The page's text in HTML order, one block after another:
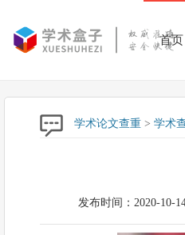
首页
学术论文查重 > 学术
发布时间：2020-10-